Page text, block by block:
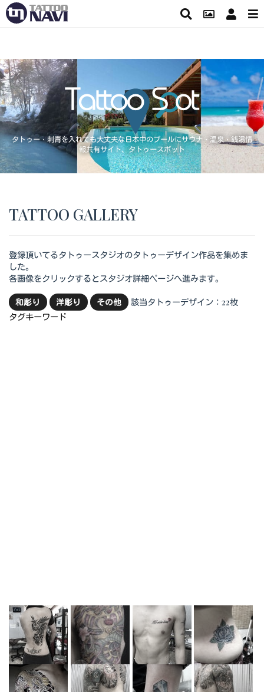
タトゥー・刺青を入れても大丈夫な日本中のプールにサウナ・温泉・銭湯情
報共有サイト、タトゥースポット
TATTOO GALLERY
登録頂いてるタトゥースタジオのタトゥーデザイン作品を集めま
した。
各画像をクリックするとスタジオ詳細ページへ進みます。
和彫り 洋彫り その他
該当タトゥーデザイン：22枚
タグキーワード